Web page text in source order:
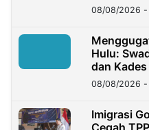
08/08/2026 -
Hulu:
dan
08/08/2026 -
Imigrasi
Cegah